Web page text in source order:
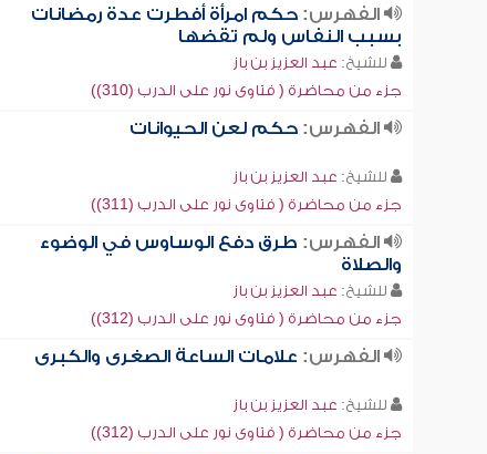
الفهرس:حكم امرأة أفطرت عدة رمضانات
بسبب النفاس ولم تقضها
للشيخ: عبد العزيز بن باز
جزء من محاضرة ( فتاوى نور على الدرب (310))
الفهرس:حكم لعن الحيوانات
للشيخ: عبد العزيز بن باز
جزء من محاضرة ( فتاوى نور على الدرب (311))
الفهرس: طرق دفع الوساوس في الوضوء
والصلاة
للشيخ: عبد العزيز بن باز
جزء من محاضرة ( فتاوى نور على الدرب (312))
الفهرس: علامات الساعة الصغرى والكبرى
للشيخ: عبد العزيز بن باز
جزء من محاضرة ( فتاوى نور على الدرب (312))